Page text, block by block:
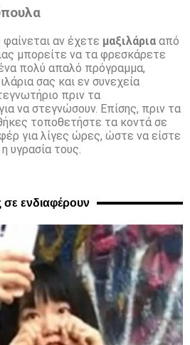
αν έχετε μαξιλάρια από
μπορείτε να τα φρεσκάρετε
πολύ απαλό πρόγραμμα,
σας και εν συνεχεία
πριν τα
να στεγνώσουν. Επίσης, πριν τα
τοποθετήστε τα κοντά σε
για λίγες ώρες, ώστε να είστε
υγρασία τους.
ενδιαφέρουν